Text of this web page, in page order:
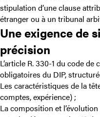
stipulation d’une clause
étranger ou à un tribunal
Une exigence de
précision
L’article R. 330-1 du code
obligatoires du DIP,
Les caractéristiques de la
comptes, expérience) ;
La composition et